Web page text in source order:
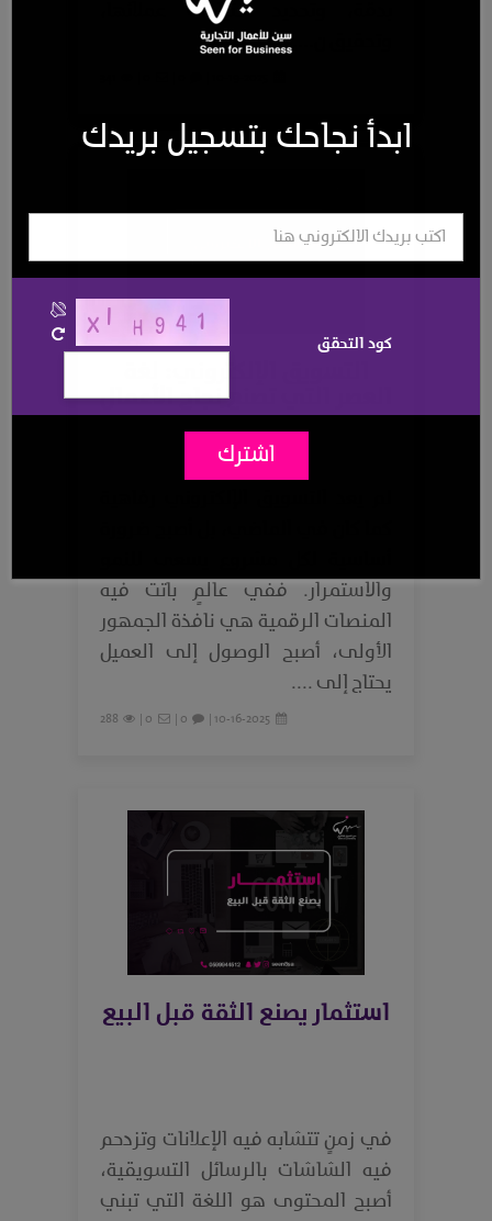
ابدأ نجاحك بتسجيل بريدك
كود التحقق
اشترك
بدقة، وتحديد احتياجات عملائها،
العصر التي تصنع نجاح الأعمال
والاستمرار. ففي عالمٍ باتت فيه
المنصات الرقمية هي نافذة الجمهور
الأولى، أصبح الوصول إلى العميل
يحتاج إلى ....
10-16-2025 |
0 |
0 |
288
استثمار يصنع الثقة قبل البيع
في زمنٍ تتشابه فيه الإعلانات وتزدحم
فيه الشاشات بالرسائل التسويقية،
أصبح المحتوى هو اللغة التي تبني